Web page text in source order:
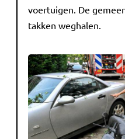
voertuigen. De
takken weghalen.